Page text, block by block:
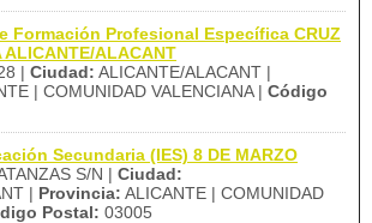
Formación Profesional Específica CRUZ
ALICANTE/ALACANT
| Ciudad: ALICANTE/ALACANT |
| COMUNIDAD VALENCIANA | Código
Secundaria (IES) 8 DE MARZO
S/N | Ciudad:
| Provincia: ALICANTE | COMUNIDAD
Postal: 03005